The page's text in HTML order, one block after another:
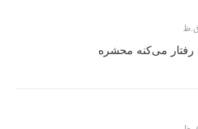
رفتار می‌کنه محشره